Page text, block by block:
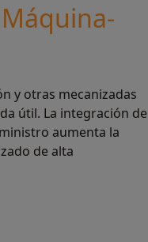
y otras mecanizadas
útil. La integración de
aumenta la
de alta